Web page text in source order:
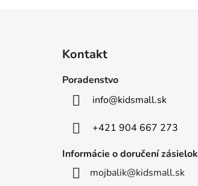
Kontakt
Poradenstvo
info@kidsmall.sk
+421 904 667 273
Informácie o doručení zásielok
mojbalik@kidsmall.sk